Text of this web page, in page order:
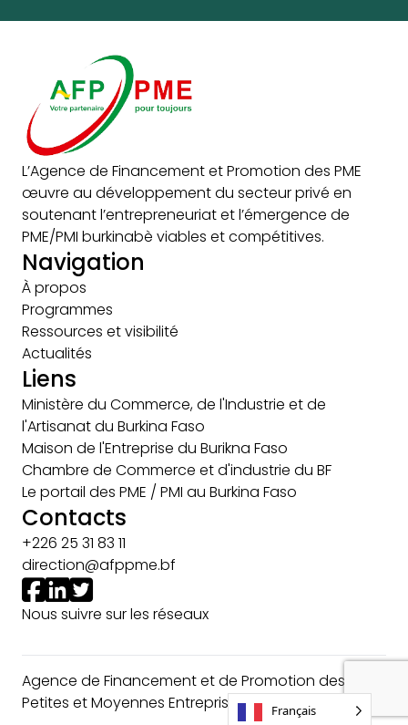
L’Agence de Financement et Promotion des PME
œuvre au développement du secteur privé en
soutenant l’entrepreneuriat et l’émergence de
PME/PMI burkinabè viables et compétitives.
Navigation
À propos
Programmes
Ressources et visibilité
Actualités
Liens
Ministère du Commerce, de l'Industrie et de
l'Artisanat du Burkina Faso
Maison de l'Entreprise du Burikna Faso
Chambre de Commerce et d'industrie du BF
Le portail des PME / PMI au Burkina Faso
Contacts
+226 25 31 83 11
direction@afppme.bf
Nous suivre sur les réseaux
Agence de Financement et de Promotion des
Petites et Moyennes Entreprises © 2024Français